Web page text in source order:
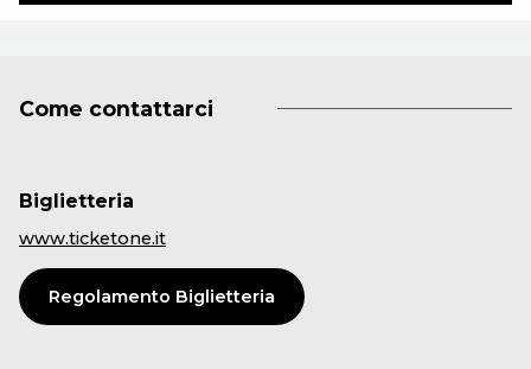
Come contattarci
Biglietteria
www.ticketone.it
Regolamento Biglietteria